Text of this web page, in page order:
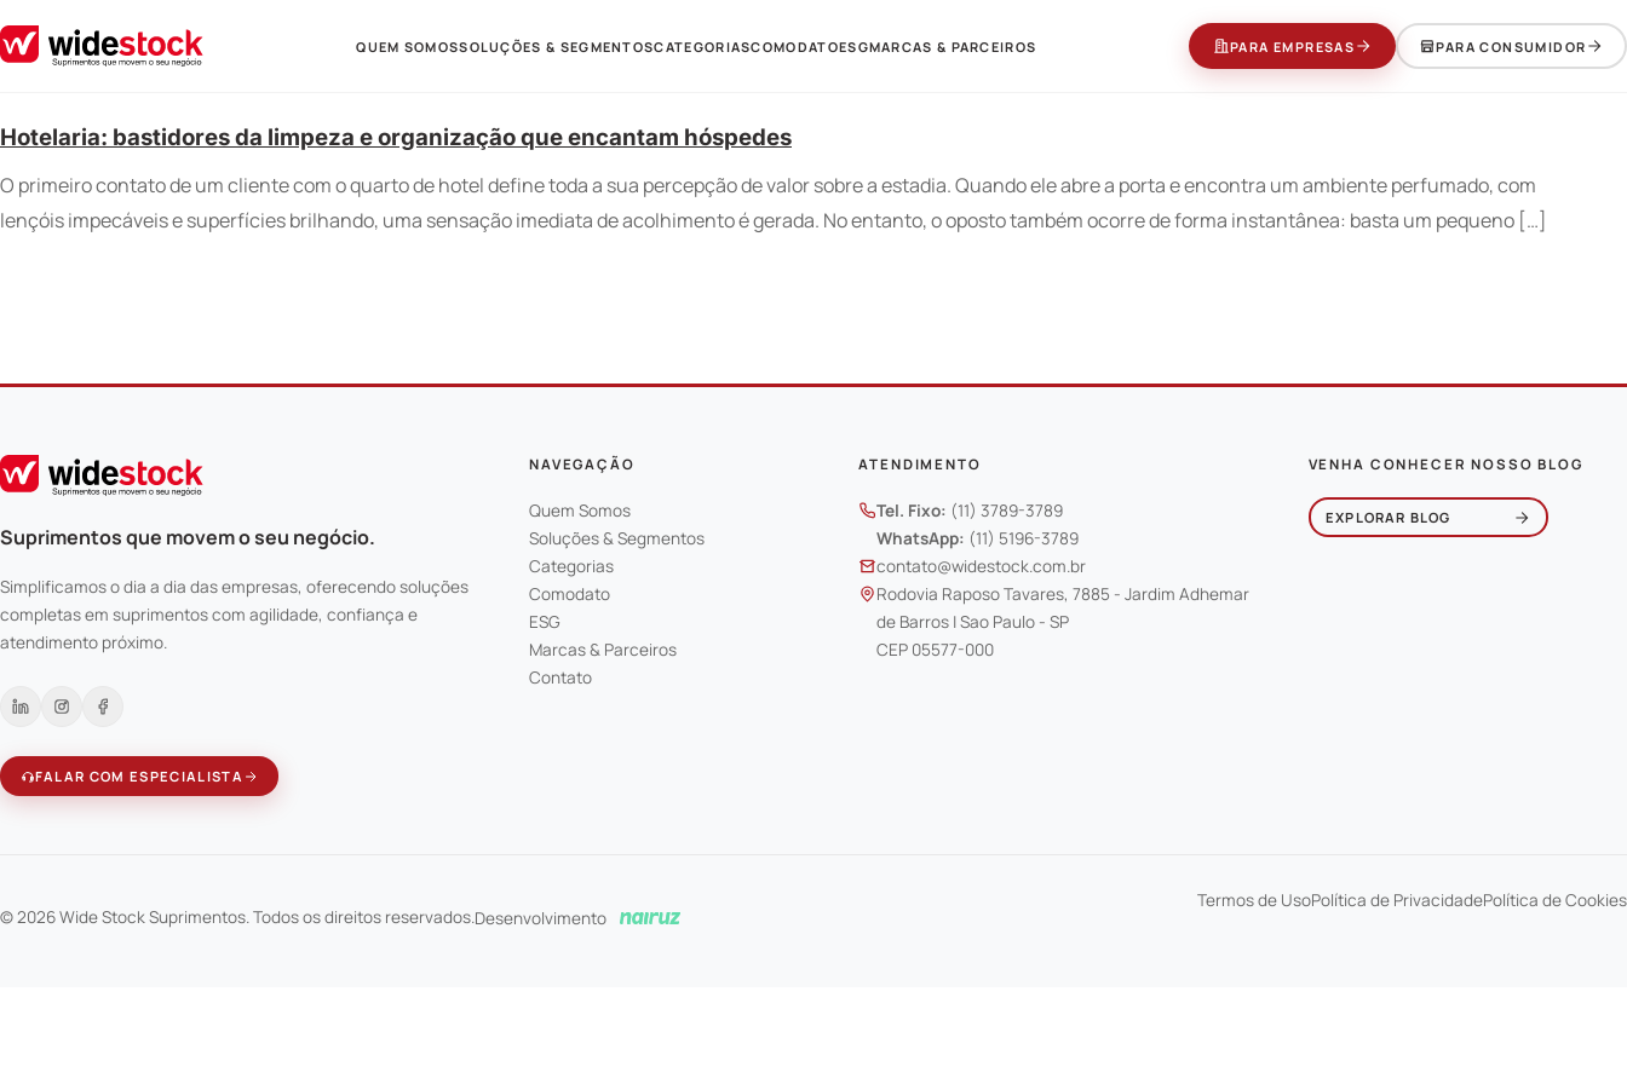
QUEM SOMOSSOLUÇÕES & SEGMENTOSCATEGORIASCOMODATOESGMARCAS & PARCEIROS PARA EMPRESAS PARA CONSUMIDOR
Hotelaria: bastidores da limpeza e organização que encantam hóspedes
O primeiro contato de um cliente com o quarto de hotel define toda a sua percepção de valor sobre a estadia. Quando ele abre a porta e encontra um ambiente perfumado, com
lençóis impecáveis e superfícies brilhando, uma sensação imediata de acolhimento é gerada. No entanto, o oposto também ocorre de forma instantânea: basta um pequeno […]
Suprimentos que movem o seu negócio.
Simplificamos o dia a dia das empresas, oferecendo soluções
completas em suprimentos com agilidade, confiança e
atendimento próximo.
FALAR COM ESPECIALISTA
NAVEGAÇÃO
Quem Somos
Soluções & Segmentos
Categorias
Comodato
ESG
Marcas & Parceiros
Contato
ATENDIMENTO
Tel. Fixo: (11) 3789-3789
WhatsApp: (11) 5196-3789
contato@widestock.com.br
Rodovia Raposo Tavares, 7885 - Jardim Adhemar
de Barros | Sao Paulo - SP
CEP 05577-000
VENHA CONHECER NOSSO BLOG
EXPLORAR BLOG
© 2026 Wide Stock Suprimentos. Todos os direitos reservados. Desenvolvimento
Termos de UsoPolítica de PrivacidadePolítica de Cookies